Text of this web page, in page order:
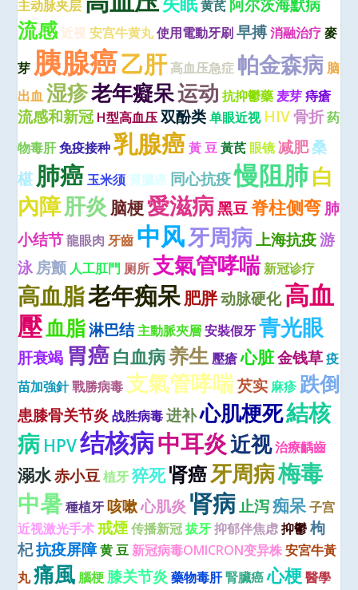
主动脉夹层 黄芪 阿尔茨海默病
流感 近視 安宫牛黄丸使用電動牙刷 早搏消融治疗 麥
芽 胰腺癌乙肝 高血压急症 帕金森病 脑
出血 湿疹老年癡呆运动 抗抑鬱藥 麦芽 痔瘡
流感和新冠 H型高血压 双酚类 单眼近视 HIV骨折 药
物毒肝免疫接种 乳腺癌 黃 豆 黃芪 眼镜 减肥桑
椹肺癌 玉米须 肾臟癌 同心抗疫慢阻肺白
內障肝炎 脑梗愛滋病黑豆脊柱侧弯肺
小结节 龍眼肉 牙齒 中风牙周病上海抗疫游
泳房颤 人工肛門 厕所 支氣管哮喘新冠诊疗
高血脂老年痴呆肥胖动脉硬化高血
壓血脂淋巴结主動脈夾層 安裝假牙 青光眼
肝衰竭 胃癌白血病养生 壓瘡 心脏金钱草 疫
苗加強針戰勝病毒 支氣管哮喘芡实 麻疹 跌倒
患膝骨关节炎 战胜病毒 进补心肌梗死結核
病 HPV结核病中耳炎近视治療齲齒
溺水赤小豆 植牙 猝死肾癌牙周病梅毒
中暑 種植牙 咳嗽心肌炎肾病止泻痴呆子宫
近视激光手术 戒煙传播新冠 拔牙 抑郁伴焦虑 抑鬱 枸
杞抗疫屏障黄 豆 新冠病毒OMICRON变异株 安宮牛黃
丸痛風 腦梗 膝关节炎 藥物毒肝腎臟癌 心梗 醫學